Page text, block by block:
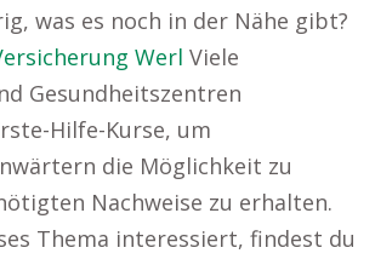
was es noch in der Nähe gibt?
Werl Viele
Gesundheitszentren
Hilfe-Kurse, um
die Möglichkeit zu
Nachweise zu erhalten.
Thema interessiert, findest du